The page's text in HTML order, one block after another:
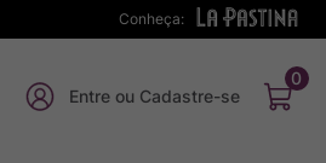
Conheça:
0